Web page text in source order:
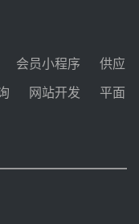
储能工程EPC总承
标重能新疆天山北
电项目用“碳钢、
项目管件采购
会员小程序
供应
网站开发
平面